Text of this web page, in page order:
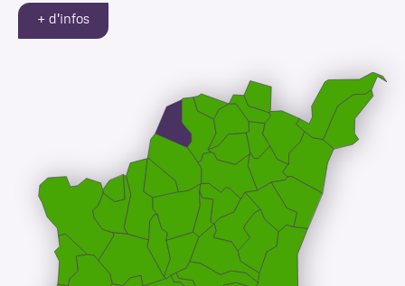
+ d'infos